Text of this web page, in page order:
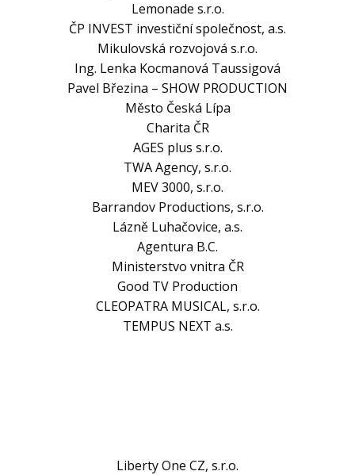
Lemonade s.r.o.
ČP INVEST investiční společnost, a.s.
Mikulovská rozvojová s.r.o.
Ing. Lenka Kocmanová Taussigová
Pavel Březina – SHOW PRODUCTION
Město Česká Lípa
Charita ČR
AGES plus s.r.o.
TWA Agency, s.r.o.
MEV 3000, s.r.o.
Barrandov Productions, s.r.o.
Lázně Luhačovice, a.s.
Agentura B.C.
Ministerstvo vnitra ČR
Good TV Production
CLEOPATRA MUSICAL, s.r.o.
TEMPUS NEXT a.s.
Liberty One CZ, s.r.o.